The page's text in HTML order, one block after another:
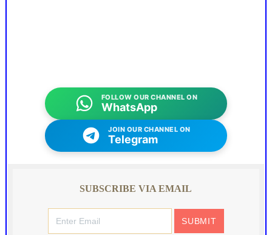
FOLLOW OUR CHANNEL ON
WhatsApp
JOIN OUR CHANNEL ON
Telegram
SUBSCRIBE VIA EMAIL